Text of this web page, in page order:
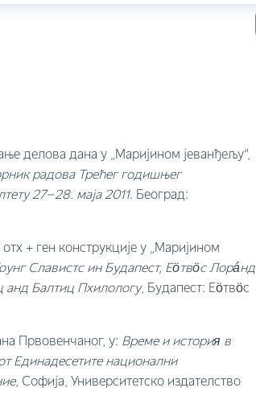
делова дана у „Маријином јеванђељу”,
радова Трећег годишњег
27–28. маја 2011. Београд:
+ ген конструкције у „Маријином
Славистс ин Будапест, Еöтвöс Лорáнд
анд Балтиц Пхилологy, Будапест: Еöтвöс
Првовенчаног, у: Време и история в
Единадесетите национални
, Софија, Университетско издателство